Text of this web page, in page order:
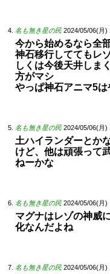
名も無き星の民 2024/05/06(月)
今から始めるなら全
神石移行しててもレ
しくは今後天井しま
方がマシ
やっぱ神石アニマ5
名も無き星の民 2024/05/06(月)
土ハイランダーとか
けど、他は頑張って
ねーかな
名も無き星の民 2024/05/06(月)
マグナはレゾの神威
化なんだよね
名も無き星の民 2024/05/06(月)